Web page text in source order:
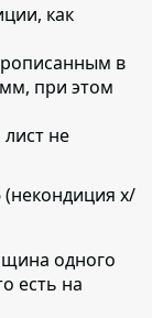
как
в
при этом
не
х/
одного
есть на